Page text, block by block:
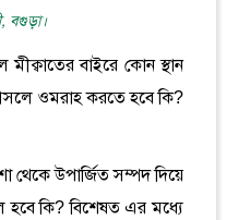
বগুড়া।
বাইরে কোন স্থান
ওমরাহ করতে হবে কি?
থেকে উপার্জিত সম্পদ দিয়ে
কি? বিশেষত এর মধ্যে